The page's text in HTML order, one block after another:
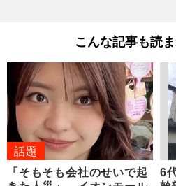
こんな記事も読
話題
「そもそも会社のせいで起
6